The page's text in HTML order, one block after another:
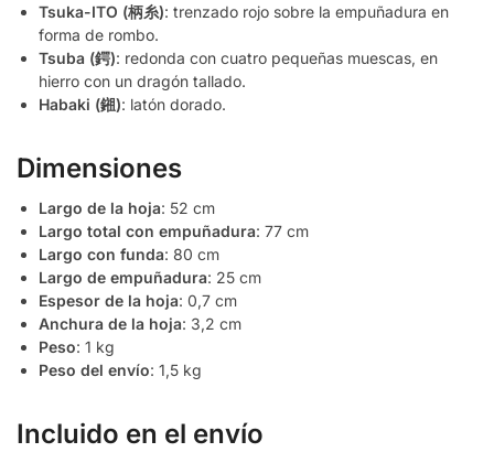
Tsuka-ITO (柄糸): trenzado rojo sobre la empuñadura en
forma de rombo.
Tsuba (鍔): redonda con cuatro pequeñas muescas, en
hierro con un dragón tallado.
Habaki (鎺): latón dorado.
Dimensiones
Largo de la hoja: 52 cm
Largo total con empuñadura: 77 cm
Largo con funda: 80 cm
Largo de empuñadura: 25 cm
Espesor de la hoja: 0,7 cm
Anchura de la hoja: 3,2 cm
Peso: 1 kg
Peso del envío: 1,5 kg
Incluido en el envío